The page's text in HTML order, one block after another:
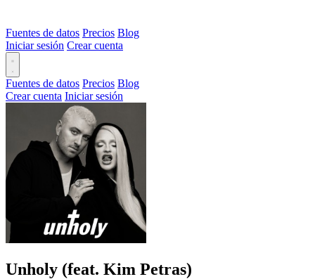
Fuentes de datos Precios Blog
Iniciar sesión Crear cuenta
Fuentes de datos Precios Blog
Crear cuenta Iniciar sesión
Unholy (feat. Kim Petras)